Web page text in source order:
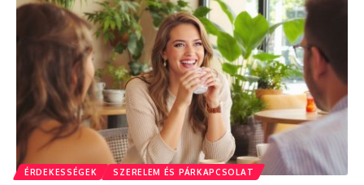
ÉRDEKESSÉGEK SZERELEM ÉS PÁRKAPCSOLAT